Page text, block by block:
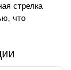
стрелка
что